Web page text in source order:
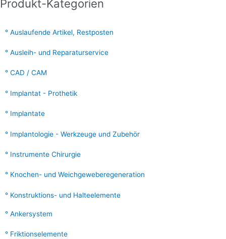
Produkt-Kategorien
Auslaufende Artikel, Restposten
Ausleih- und Reparaturservice
CAD / CAM
Implantat - Prothetik
Implantate
Implantologie - Werkzeuge und Zubehör
Instrumente Chirurgie
Knochen- und Weichgeweberegeneration
Konstruktions- und Halteelemente
Ankersystem
Friktionselemente